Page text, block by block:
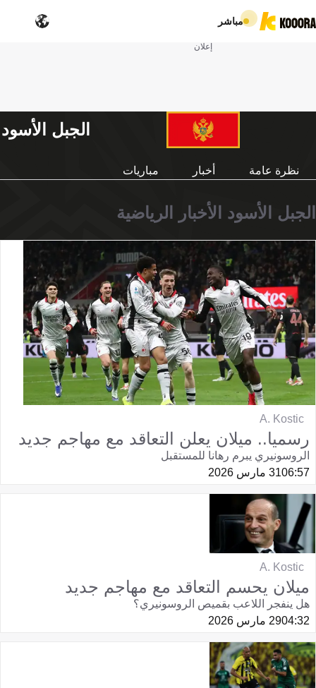
مباشر
إعلان
الجبل الأسود
نظرة عامة أخبار مباريات
الجبل الأسود الأخبار الرياضية
A. Kostic
رسميا.. ميلان يعلن التعاقد مع مهاجم جديد
الروسونيري يبرم رهانا للمستقبل
06:5731 مارس 2026
A. Kostic
ميلان يحسم التعاقد مع مهاجم جديد
هل ينفجر اللاعب بقميص الروسونيري؟
04:3229 مارس 2026